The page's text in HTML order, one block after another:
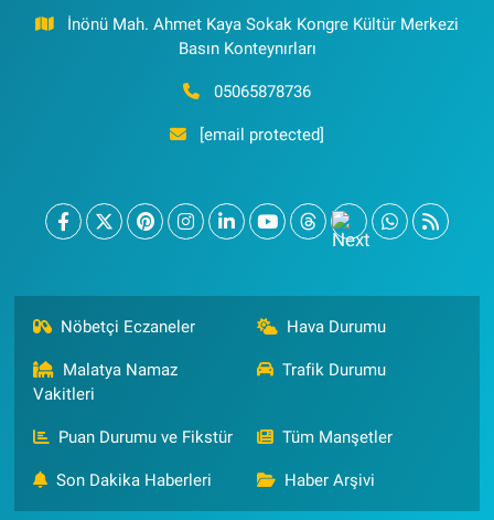
İnönü Mah. Ahmet Kaya Sokak Kongre Kültür Merkezi
Basın Konteynırları
05065878736
[email protected]
Nöbetçi Eczaneler Hava Durumu
Malatya Namaz
Vakitleri
Trafik Durumu
Puan Durumu ve Fikstür Tüm Manşetler
Son Dakika Haberleri Haber Arşivi